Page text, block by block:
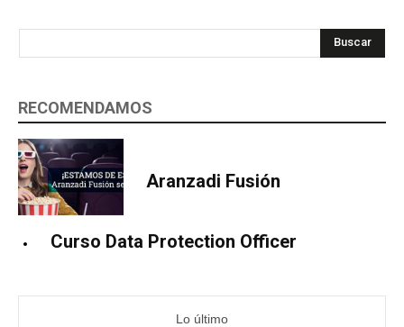
Buscar
RECOMENDAMOS
Aranzadi Fusión
Curso Data Protection Officer
Lo último